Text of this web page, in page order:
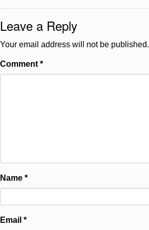
Leave a Reply
Your email address will not be published.
Comment *
Name *
Email *